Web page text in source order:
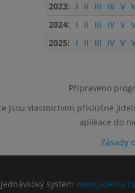
2023:
I II III IV V
2024:
I II III IV V
2025:
I II III IV V
Připraveno
jsou vlastnictvím příslušné
aplikace do
Zásady
systém www.jidelna.cz